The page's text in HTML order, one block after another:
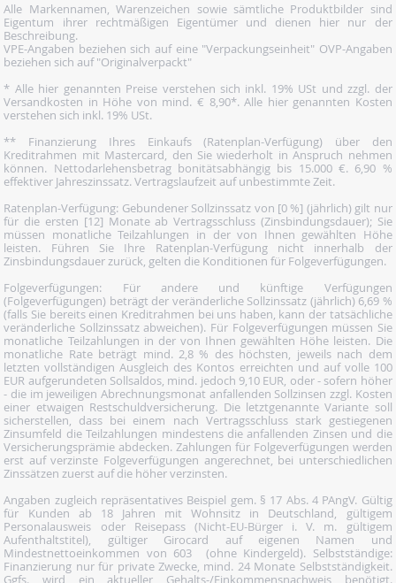
Alle Markennamen, Warenzeichen sowie sämtliche Produktbilder sind
Eigentum ihrer rechtmäßigen Eigentümer und dienen hier nur der
Beschreibung.
VPE-Angaben beziehen sich auf eine "Verpackungseinheit" OVP-Angaben
beziehen sich auf "Originalverpackt"
* Alle hier genannten Preise verstehen sich inkl. 19% USt und zzgl. der
Versandkosten in Höhe von mind. € 8,90*. Alle hier genannten Kosten
verstehen sich inkl. 19% USt.
** Finanzierung Ihres Einkaufs (Ratenplan-Verfügung) über den
Kreditrahmen mit Mastercard, den Sie wiederholt in Anspruch nehmen
können. Nettodarlehensbetrag bonitätsabhängig bis 15.000 €. 6,90 %
effektiver Jahreszinssatz. Vertragslaufzeit auf unbestimmte Zeit.
Ratenplan-Verfügung: Gebundener Sollzinssatz von [0 %] (jährlich) gilt nur
für die ersten [12] Monate ab Vertragsschluss (Zinsbindungsdauer); Sie
müssen monatliche Teilzahlungen in der von Ihnen gewählten Höhe
leisten. Führen Sie Ihre Ratenplan-Verfügung nicht innerhalb der
Zinsbindungsdauer zurück, gelten die Konditionen für Folgeverfügungen.
Folgeverfügungen: Für andere und künftige Verfügungen
(Folgeverfügungen) beträgt der veränderliche Sollzinssatz (jährlich) 6,69 %
(falls Sie bereits einen Kreditrahmen bei uns haben, kann der tatsächliche
veränderliche Sollzinssatz abweichen). Für Folgeverfügungen müssen Sie
monatliche Teilzahlungen in der von Ihnen gewählten Höhe leisten. Die
monatliche Rate beträgt mind. 2,8 % des höchsten, jeweils nach dem
letzten vollständigen Ausgleich des Kontos erreichten und auf volle 100
EUR aufgerundeten Sollsaldos, mind. jedoch 9,10 EUR, oder - sofern höher
- die im jeweiligen Abrechnungsmonat anfallenden Sollzinsen zzgl. Kosten
einer etwaigen Restschuldversicherung. Die letztgenannte Variante soll
sicherstellen, dass bei einem nach Vertragsschluss stark gestiegenen
Zinsumfeld die Teilzahlungen mindestens die anfallenden Zinsen und die
Versicherungsprämie abdecken. Zahlungen für Folgeverfügungen werden
erst auf verzinste Folgeverfügungen angerechnet, bei unterschiedlichen
Zinssätzen zuerst auf die höher verzinsten.
Angaben zugleich repräsentatives Beispiel gem. § 17 Abs. 4 PAngV. Gültig
für Kunden ab 18 Jahren mit Wohnsitz in Deutschland, gültigem
Personalausweis oder Reisepass (Nicht-EU-Bürger i. V. m. gültigem
Aufenthaltstitel), gültiger Girocard auf eigenen Namen und
Mindestnettoeinkommen von 603  (ohne Kindergeld). Selbstständige:
Finanzierung nur für private Zwecke, mind. 24 Monate Selbstständigkeit.
Ggfs. wird ein aktueller Gehalts-/Einkommensnachweis benötigt.